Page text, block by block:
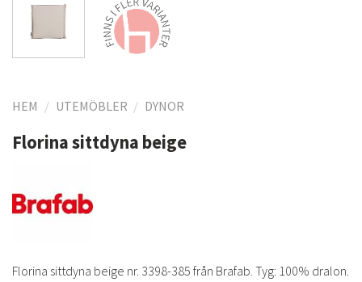
HEM / UTEMÖBLER / DYNOR
Florina sittdyna beige
Florina sittdyna beige nr. 3398-385 från Brafab. Tyg: 100% dralon.